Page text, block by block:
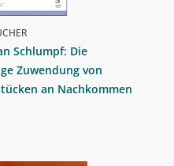
Schlumpf: Die
Zuwendung von
an Nachkommen